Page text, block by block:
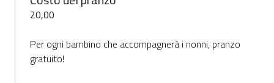
20,00
Per ogni bambino che accompagnerà i nonni, pranzo
gratuito!